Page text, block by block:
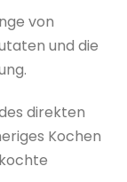
von
und die
direkten
Kochen